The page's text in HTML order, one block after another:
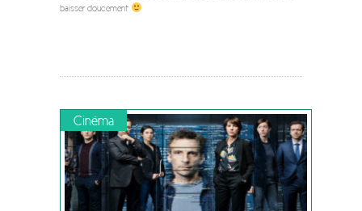
baisser doucement
Cinéma